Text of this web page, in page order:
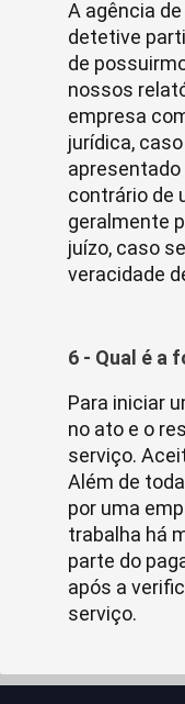
A agência
detetive
de
nossos
empresa
jurídica,
contrário de
geralmente
juízo, caso
veracidade
6 - Qual é a
Para iniciar
no ato e o
serviço.
Além de
por uma
trabalha há
parte do
após a
serviço.